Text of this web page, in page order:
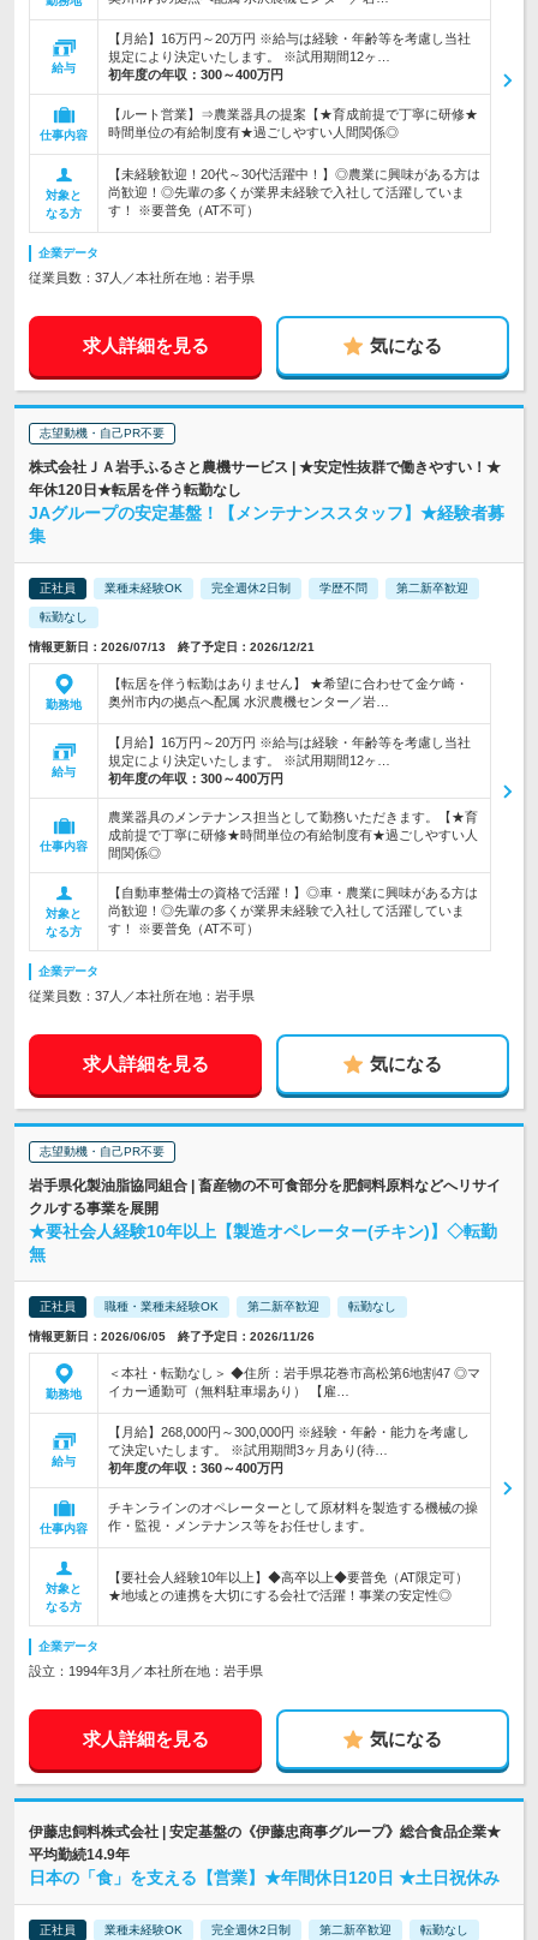
給与
【月給】16万円～20万円 ※給与は経験・年齢等を考慮し当社
規定により決定いたします。 ※試用期間12ヶ…
初年度の年収： 300～400万円
仕事内容
【ルート営業】⇒農業器具の提案【★育成前提で丁寧に研修★
時間単位の有給制度有★過ごしやすい人間関係◎
対象と
なる方
【未経験歓迎！20代～30代活躍中！】◎農業に興味がある方は
尚歓迎！◎先輩の多くが業界未経験で入社して活躍していま
す！ ※要普免（AT不可）
企業データ
従業員数：37人／本社所在地：岩手県
求人詳細を見る 気になる
志望動機・自己PR不要
株式会社ＪＡ岩手ふるさと農機サービス | ★安定性抜群で働きやすい！★
年休120日★転居を伴う転勤なし
JAグループの安定基盤！【メンテナンススタッフ】★経験者募
集
正社員 業種未経験OK 完全週休2日制 学歴不問 第二新卒歓迎
転勤なし
情報更新日：2026/07/13 終了予定日：2026/12/21
勤務地
【転居を伴う転勤はありません】 ★希望に合わせて金ケ崎・
奥州市内の拠点へ配属 水沢農機センター／岩…
給与
【月給】16万円～20万円 ※給与は経験・年齢等を考慮し当社
規定により決定いたします。 ※試用期間12ヶ…
初年度の年収： 300～400万円
仕事内容
農業器具のメンテナンス担当として勤務いただきます。【★育
成前提で丁寧に研修★時間単位の有給制度有★過ごしやすい人
間関係◎
対象と
なる方
【自動車整備士の資格で活躍！】◎車・農業に興味がある方は
尚歓迎！◎先輩の多くが業界未経験で入社して活躍していま
す！ ※要普免（AT不可）
企業データ
従業員数：37人／本社所在地：岩手県
求人詳細を見る 気になる
志望動機・自己PR不要
岩手県化製油脂協同組合 | 畜産物の不可食部分を肥飼料原料などへリサイ
クルする事業を展開
★要社会人経験10年以上【製造オペレーター(チキン)】◇転勤
無
正社員 職種・業種未経験OK 第二新卒歓迎 転勤なし
情報更新日：2026/06/05 終了予定日：2026/11/26
勤務地
＜本社・転勤なし＞ ◆住所：岩手県花巻市高松第6地割47 ◎マ
イカー通勤可（無料駐車場あり） 【雇…
給与
【月給】268,000円～300,000円 ※経験・年齢・能力を考慮し
て決定いたします。 ※試用期間3ヶ月あり(待…
初年度の年収： 360～400万円
仕事内容
チキンラインのオペレーターとして原材料を製造する機械の操
作・監視・メンテナンス等をお任せします。
対象と
なる方
【要社会人経験10年以上】◆高卒以上◆要普免（AT限定可）
★地域との連携を大切にする会社で活躍！事業の安定性◎
企業データ
設立：1994年3月／本社所在地：岩手県
求人詳細を見る 気になる
伊藤忠飼料株式会社 | 安定基盤の《伊藤忠商事グループ》総合食品企業★
平均勤続14.9年
日本の「食」を支える【営業】★年間休日120日 ★土日祝休み
正社員 業種未経験OK 完全週休2日制 第二新卒歓迎 転勤なし